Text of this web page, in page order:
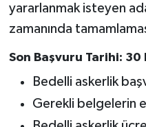
yararlanmak isteyen
zamanında
Son Başvuru Tarihi:
Bedelli askerlik
Gerekli belgelerin